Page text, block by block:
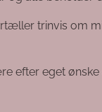
trinvis om
efter eget